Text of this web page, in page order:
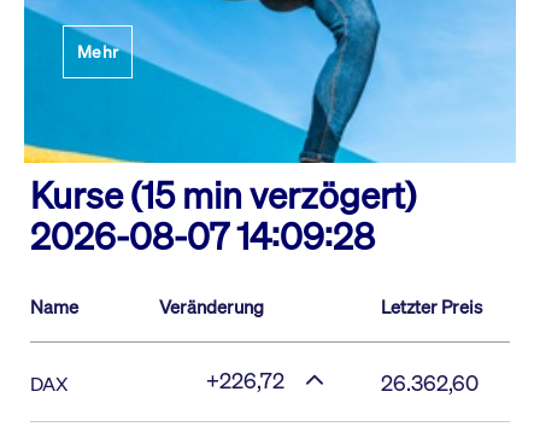
Mehr
Kurse (15 min verzögert)
2026-08-07 14:09:28
Name Veränderung Letzter Preis
DAX +226,72 26.362,60